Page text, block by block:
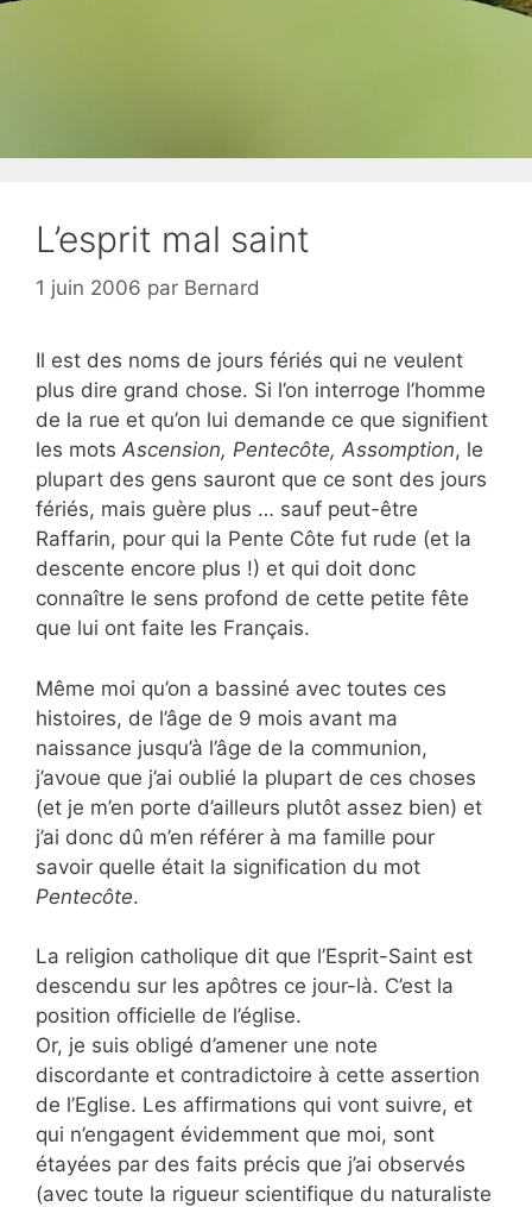
L’esprit mal saint
1 juin 2006 par Bernard
Il est des noms de jours fériés qui ne veulent
plus dire grand chose. Si l’on interroge l’homme
de la rue et qu’on lui demande ce que signifient
les mots Ascension, Pentecôte, Assomption, le
plupart des gens sauront que ce sont des jours
fériés, mais guère plus … sauf peut-être
Raffarin, pour qui la Pente Côte fut rude (et la
descente encore plus !) et qui doit donc
connaître le sens profond de cette petite fête
que lui ont faite les Français.
Même moi qu’on a bassiné avec toutes ces
histoires, de l’âge de 9 mois avant ma
naissance jusqu’à l’âge de la communion,
j’avoue que j’ai oublié la plupart de ces choses
(et je m’en porte d’ailleurs plutôt assez bien) et
j’ai donc dû m’en référer à ma famille pour
savoir quelle était la signification du mot
Pentecôte.
La religion catholique dit que l’Esprit-Saint est
descendu sur les apôtres ce jour-là. C’est la
position officielle de l’église.
Or, je suis obligé d’amener une note
discordante et contradictoire à cette assertion
de l’Eglise. Les affirmations qui vont suivre, et
qui n’engagent évidemment que moi, sont
étayées par des faits précis que j’ai observés
(avec toute la rigueur scientifique du naturaliste